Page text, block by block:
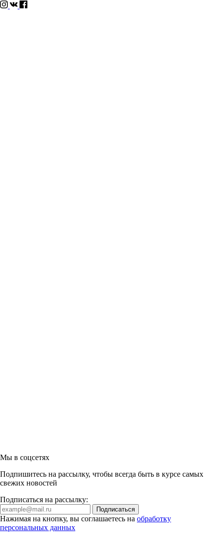
Мы в соцсетях
Подпишитесь на рассылку, чтобы всегда быть в курсе самых
свежих новостей
Подписаться на рассылку:
Нажимая на кнопку, вы соглашаетесь на обработку
персональных данных